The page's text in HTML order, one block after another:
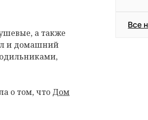
а также
и домашний
о том, что Дом
Все